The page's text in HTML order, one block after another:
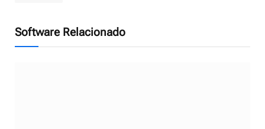
Software Relacionado